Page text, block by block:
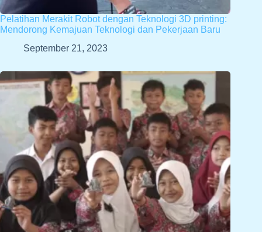
Pelatihan Merakit Robot dengan Teknologi 3D printing:
Mendorong Kemajuan Teknologi dan Pekerjaan Baru
September 21, 2023